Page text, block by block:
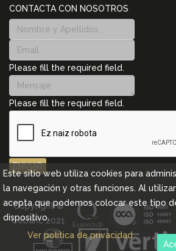
CONTACTA CON NOSOTROS
Please fill the required field.
Please fill the required field.
ENVIAR
Copyright ©
Cebanc 2021
Este sitio web utiliza cookies para
la navegación y otras funciones. Al
acepta que podemos colocar este tipo
dispositivo.
Ver política de privacidad